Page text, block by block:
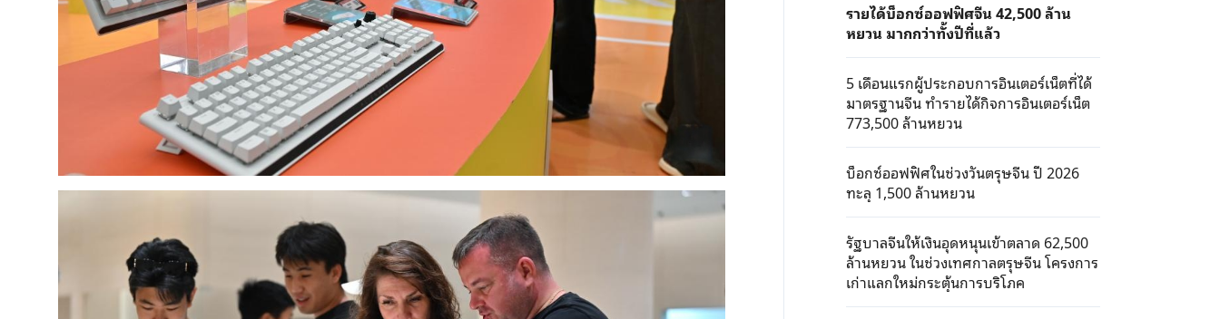
รายได้บ็อกซ์ออฟฟิศจีน 42,500 ล้าน
หยวน มากกว่าทั้งปีที่แล้ว
5 เดือนแรกผู้ประกอบการอินเตอร์เน็ตที่ได้
มาตรฐานจีน ทำรายได้กิจการอินเตอร์เน็ต
773,500 ล้านหยวน
บ็อกซ์ออฟฟิศในช่วงวันตรุษจีน ปี 2026
ทะลุ 1,500 ล้านหยวน
รัฐบาลจีนให้เงินอุดหนุนเข้าตลาด 62,500
ล้านหยวน ในช่วงเทศกาลตรุษจีน โครงการ
เก่าแลกใหม่กระตุ้นการบริโภค